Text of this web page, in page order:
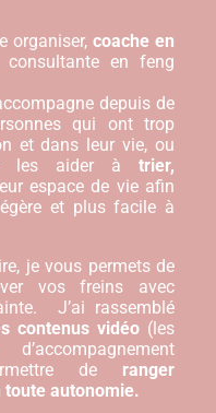
organiser,coache en
consultante en feng
depuis de
qui ont trop
et dans leur vie, ou
les aider à trier,
espace de vie afin
et plus facile à
je vous permets de
vos freins avec
J’ai rassemblé
contenus vidéo (les
deranger
toute autonomie.